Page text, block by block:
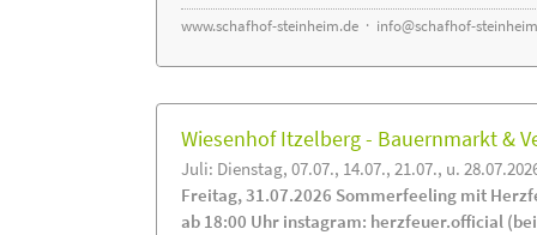
www.schafhof-steinheim.de · info@schafhof-
Wiesenhof Itzelberg - Bauernmarkt &
Juli: Dienstag, 07.07., 14.07., 21.07., u.
Freitag, 31.07.2026 Sommerfeeling mit
ab 18:00 Uhr instagram: herzfeuer.official